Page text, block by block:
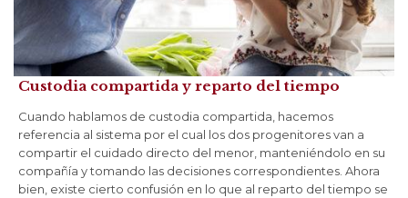
Custodia compartida y reparto del tiempo
Cuando hablamos de custodia compartida, hacemos
referencia al sistema por el cual los dos progenitores van a
compartir el cuidado directo del menor, manteniéndolo en su
compañía y tomando las decisiones correspondientes. Ahora
bien, existe cierto confusión en lo que al reparto del tiempo se